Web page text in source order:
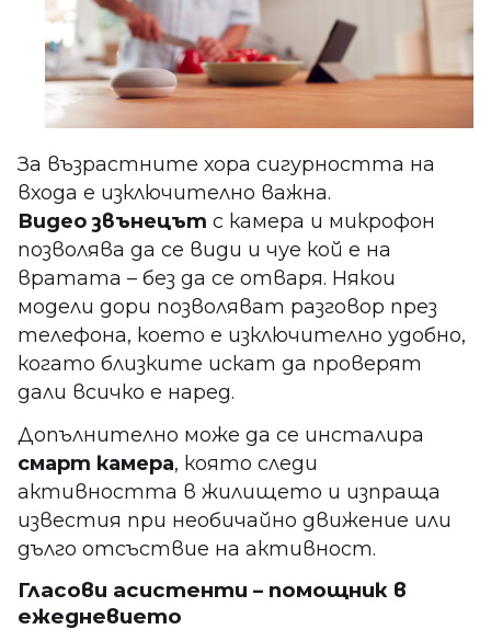
За възрастните хора сигурността на
входа е изключително важна.
Видео звънецът с камера и микрофон
позволява да се види и чуе кой е на
вратата – без да се отваря. Някои
модели дори позволяват разговор през
телефона, което е изключително удобно,
когато близките искат да проверят
дали всичко е наред.
Допълнително може да се инсталира
смарт камера, която следи
активността в жилището и изпраща
известия при необичайно движение или
дълго отсъствие на активност.
Гласови асистенти – помощник в
ежедневието